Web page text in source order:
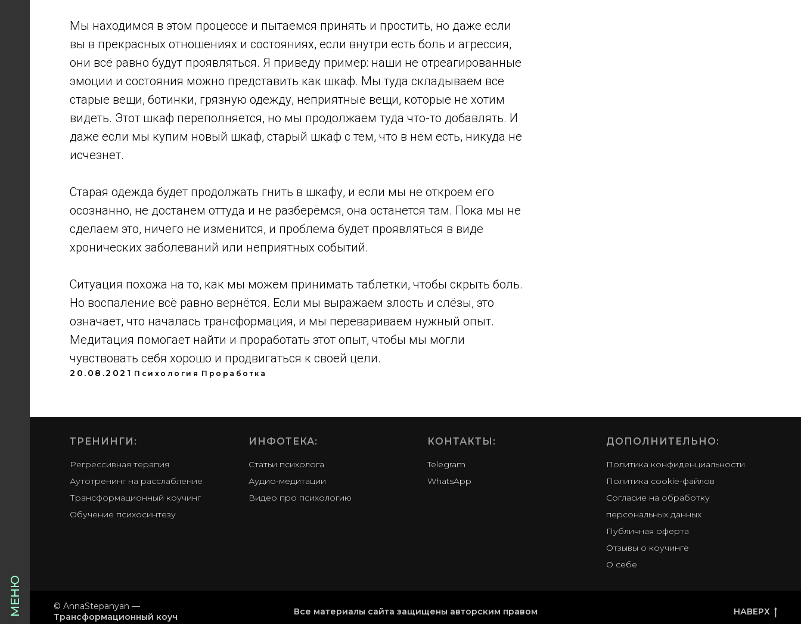
МЕНЮ
Мы находимся в этом процессе и пытаемся принять и простить, но даже если
вы в прекрасных отношениях и состояниях, если внутри есть боль и агрессия,
они всё равно будут проявляться. Я приведу пример: наши не отреагированные
эмоции и состояния можно представить как шкаф. Мы туда складываем все
старые вещи, ботинки, грязную одежду, неприятные вещи, которые не хотим
видеть. Этот шкаф переполняется, но мы продолжаем туда что-то добавлять. И
даже если мы купим новый шкаф, старый шкаф с тем, что в нём есть, никуда не
исчезнет.
Старая одежда будет продолжать гнить в шкафу, и если мы не откроем его
осознанно, не достанем оттуда и не разберёмся, она останется там. Пока мы не
сделаем это, ничего не изменится, и проблема будет проявляться в виде
хронических заболеваний или неприятных событий.
Ситуация похожа на то, как мы можем принимать таблетки, чтобы скрыть боль.
Но воспаление всё равно вернётся. Если мы выражаем злость и слёзы, это
означает, что началась трансформация, и мы перевариваем нужный опыт.
Медитация помогает найти и проработать этот опыт, чтобы мы могли
чувствовать себя хорошо и продвигаться к своей цели.
20.08.2021 Психология Проработка
ТРЕНИНГИ:
Регрессивная терапия
Аутотренинг на расслабление
Трансформационный коучинг
Обучение психосинтезу
ИНФОТЕКА:
Статьи психолога
Аудио-медитации
Видео про психологию
КОНТАКТЫ:
Telegram
WhatsApp
ДОПОЛНИТЕЛЬНО:
Политика конфиденциальности
Политика cookie-файлов
Согласие на обработку
персональных данных
Публичная оферта
Отзывы о коучинге
О себе
© AnnaStepanyan —
Трансформационный коуч
Все материалы сайта защищены авторским правом НАВЕРХ